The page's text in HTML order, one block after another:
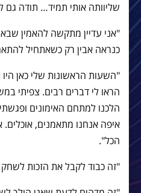
שליוותה אותי תמיד… תודה
"אני עדיין מתקשה להאמין
כנראה אבין רק כשאתחיל
"השעות הראשונות שלי כאן
הראו לי דברים רבים. צפיתי
הלכנו למתחם האימונים
איפה אנחנו מתאמנים,
הכל".
"זה כבוד לקבל את הזכות